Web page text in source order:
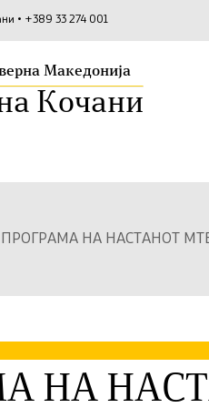
• +389 33 274 001
Македонија
Кочани
ПРОГРАМА НА НАСТАНОТ МТБ
НА